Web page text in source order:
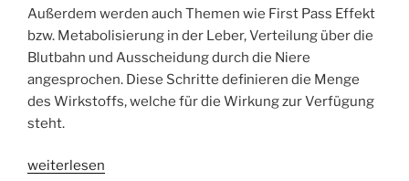
Außerdem werden auch Themen wie First Pass Effekt
bzw. Metabolisierung in der Leber, Verteilung über die
Blutbahn und Ausscheidung durch die Niere
angesprochen. Diese Schritte definieren die Menge
des Wirkstoffs, welche für die Wirkung zur Verfügung
steht.
„WSR043
weiterlesen